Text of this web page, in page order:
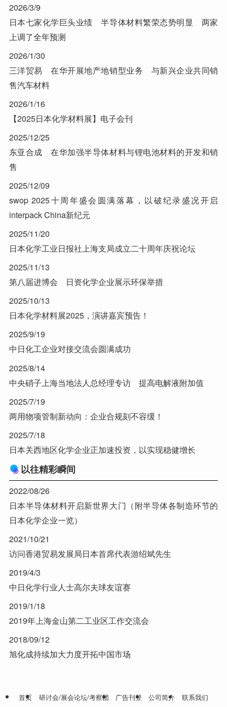
2026/3/9
日本七家化学巨头业绩 半导体材料繁荣态势明显 两家
上调了全年预测
2026/1/30
三洋贸易 在华开展地产地销型业务 与新兴企业共同销
售汽车材料
2026/1/16
【2025日本化学材料展】电子会刊
2025/12/25
东亚合成 在华加强半导体材料与锂电池材料的开发和销
售
2025/12/09
swop 2025十周年盛会圆满落幕，以破纪录盛况开启
interpack China新纪元
2025/11/20
日本化学工业日报社上海支局成立二十周年庆祝论坛
2025/11/13
第八届进博会 日资化学企业展示环保举措
2025/10/13
日本化学材料展2025，演讲嘉宾预告！
2025/9/19
中日化工企业对接交流会圆满成功
2025/8/14
中央硝子上海当地法人总经理专访 提高电解液附加值
2025/7/19
两用物项管制新动向：企业合规刻不容缓！
2025/7/18
日本关西地区化学企业正加速投资，以实现稳健增长
以往精彩瞬间
2022/08/26
日本半导体材料开启新世界大门（附半导体各制造环节的
日本化学企业一览）
2021/10/21
访问香港贸易发展局日本首席代表游绍斌先生
2019/4/3
中日化学行业人士高尔夫球友谊赛
2019/1/18
2019年上海金山第二工业区工作交流会
2018/09/12
旭化成持续加大力度开拓中国市场
首页 研讨会/展会论坛/考察团 广告刊登 公司简介
联系我们